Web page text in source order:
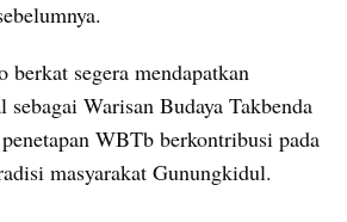
berkat segera mendapatkan
sebagai Warisan Budaya Takbenda
WBTb berkontribusi pada
masyarakat Gunungkidul.